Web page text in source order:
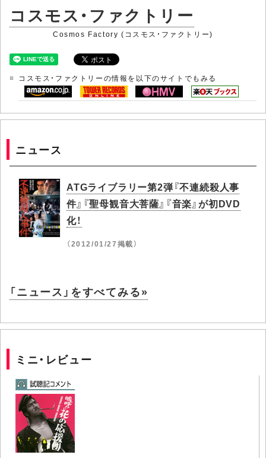
コスモス・ファクトリー
Cosmos Factory (コスモス・ファクトリー)
コスモス・ファクトリーの情報を以下のサイトでもみる
ニュース
ATGライブラリー第2弾『不連続殺人事
件』『聖母観音大菩薩』『音楽』が初DVD
化！
（2012/01/27掲載）
「ニュース」をすべてみる»
ミニ・レビュー